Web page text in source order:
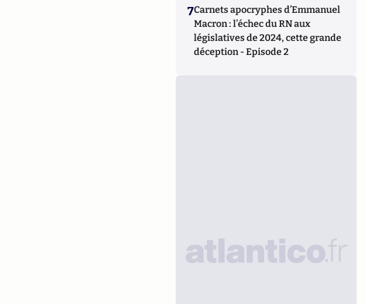
7Carnets apocryphes d’Emmanuel
Macron : l’échec du RN aux
législatives de 2024, cette grande
déception - Episode 2